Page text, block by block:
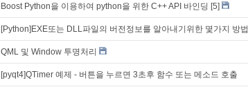
Boost Python을 이용하여 python을 위한 C++ API 바인딩 [5]
[Python]EXE또는 DLL파일의 버전정보를 알아내기위한 몇가지 방법
QML 및 Window 투명처리
[pyqt4]QTimer 예제 - 버튼을 누르면 3초후 함수 또는 메소드 호출